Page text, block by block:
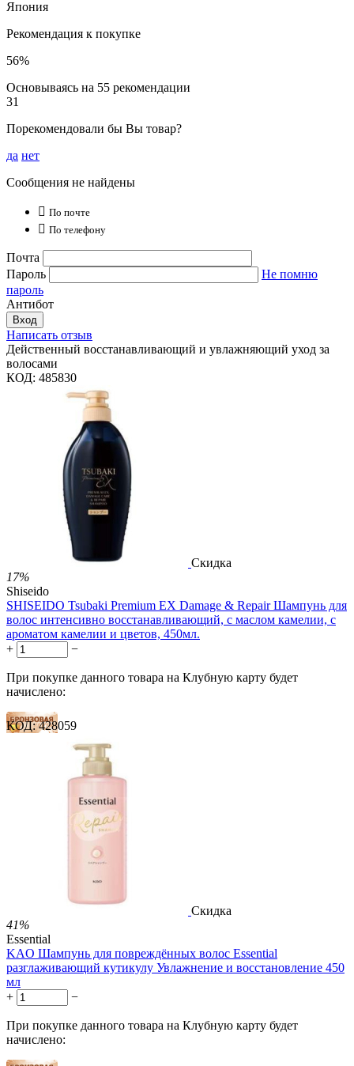
Япония
Рекомендация к покупке
56%
Основываясь на 55 рекомендации
31
Порекомендовали бы Вы товар?
да нет
Сообщения не найдены
 По почте
 По телефону
Почта
Пароль
Не помню
пароль
Антибот
Вход
Написать отзыв
Действенный восстанавливающий и увлажняющий уход за
волосами
КОД: 485830
Скидка
17%
Shiseido
SHISEIDO Tsubaki Premium EX Damage & Repair Шампунь для
волос интенсивно восстанавливающий, с маслом камелии, с
ароматом камелии и цветов, 450мл.
+
−
При покупке данного товара на Клубную карту будет
начислено:
21 балл
35 баллов
1 578.00 Р
за 1.00 мл
КОД: 428059
Скидка
41%
Essential
KAO Шампунь для повреждённых волос Essential
разглаживающий кутикулу Увлажнение и восстановление 450
мл
+
−
При покупке данного товара на Клубную карту будет
начислено: